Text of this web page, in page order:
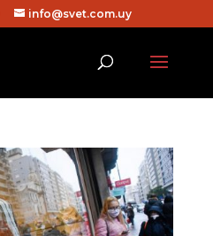
info@svet.com.uy